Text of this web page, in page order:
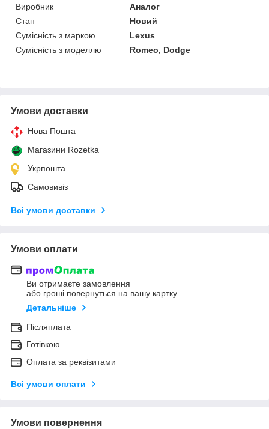
Виробник
Аналог
Стан
Новий
Сумісність з маркою
Lexus
Сумісність з моделлю
Romeo, Dodge
Умови доставки
Нова Пошта
Магазини Rozetka
Укрпошта
Самовивіз
Всі умови доставки
Умови оплати
Ви отримаєте замовлення
або гроші повернуться на вашу картку
Детальніше
Післяплата
Готівкою
Оплата за реквізитами
Всі умови оплати
Умови повернення